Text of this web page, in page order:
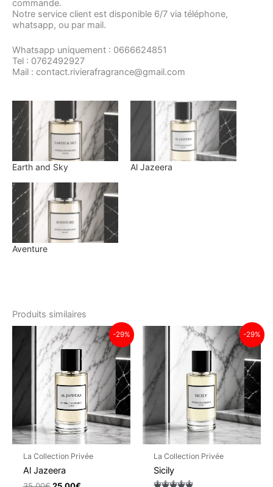
commande.
Notre service client est disponible 6/7 via téléphone,
whatsapp, ou par mail.
Whatsapp uniquement : 0666624851
Tel : 0762492927
Mail : contact.rivierafragrance@gmail.com
Earth and Sky Al Jazeera
Aventure
Produits similaires
-29%
La Collection Privée
Al Jazeera
-29%
La Collection Privée
Sicily